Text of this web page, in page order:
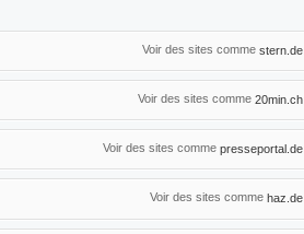
Voir des sites comme stern.de
Voir des sites comme 20min.ch
Voir des sites comme presseportal.de
Voir des sites comme haz.de